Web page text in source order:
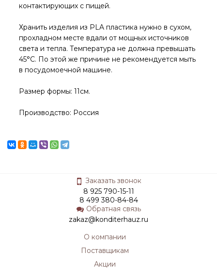
контактирующих с пищей.
Хранить изделия из PLA пластика нужно в сухом,
прохладном месте вдали от мощных источников
света и тепла. Температура не должна превышать
45°С. По этой же причине не рекомендуется мыть
в посудомоечной машине.
Размер формы: 11см.
Производство: Россия
Заказать звонок
8 925 790-15-11
8 499 380-84-84
Обратная связь
zakaz@konditerhauz.ru
О компании
Поставщикам
Акции